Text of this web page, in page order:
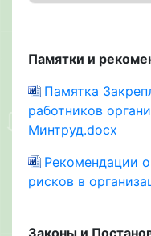
Памятки и
Памятка
работников
Минтруд.docx
Рекомендации
рисков в
Законы и